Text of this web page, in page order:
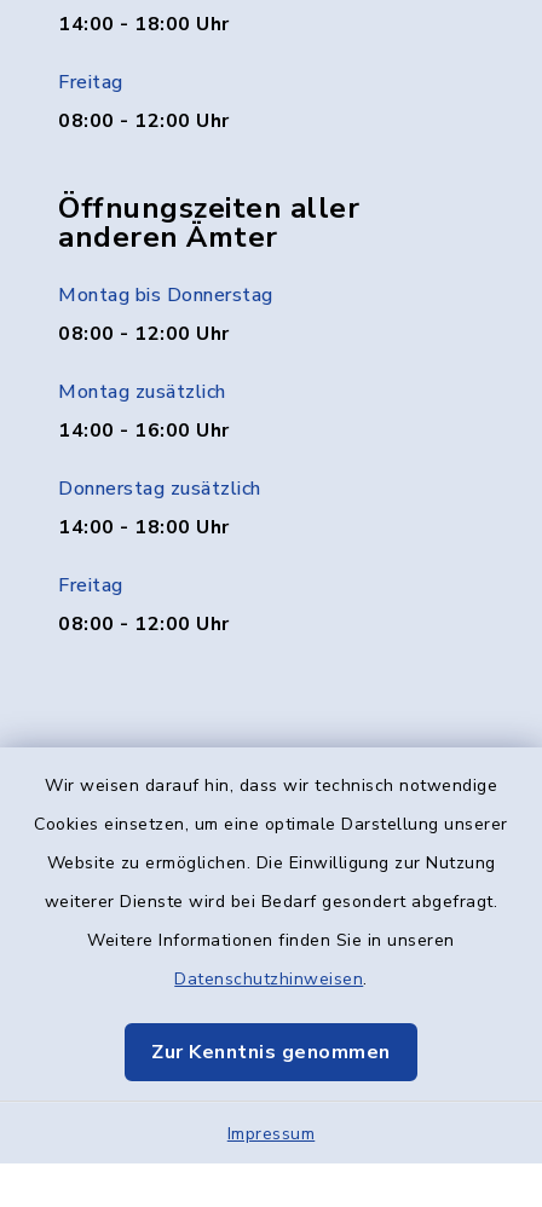
Wir weisen darauf hin, dass wir technisch notwendige
Cookies einsetzen, um eine optimale Darstellung unserer
Website zu ermöglichen. Die Einwilligung zur Nutzung
weiterer Dienste wird bei Bedarf gesondert abgefragt.
Weitere Informationen finden Sie in unseren
Datenschutzhinweisen.
Zur Kenntnis genommen
Impressum
14:00 - 18:00 Uhr
Freitag
08:00 - 12:00 Uhr
Öffnungszeiten aller
anderen Ämter
Montag bis Donnerstag
08:00 - 12:00 Uhr
Montag zusätzlich
14:00 - 16:00 Uhr
Donnerstag zusätzlich
14:00 - 18:00 Uhr
Freitag
08:00 - 12:00 Uhr
Kontakt
Datenschutz
Elektronische Kommunikation
Sitemap